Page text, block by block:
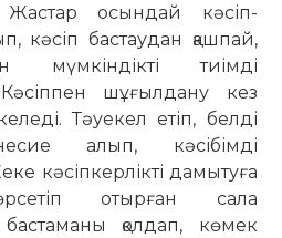
Жастар осындай кәсіп­
кәсіп бастаудан қашпай,
мүмкіндікті тиімді
шұғылдану кез
Тәуекел етіп, белді
алып, кәсібімді
кәсіпкерлікті дамытуға
отыр­ған сала
қолдап, көмек